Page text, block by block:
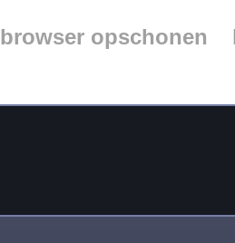
browser opschonen